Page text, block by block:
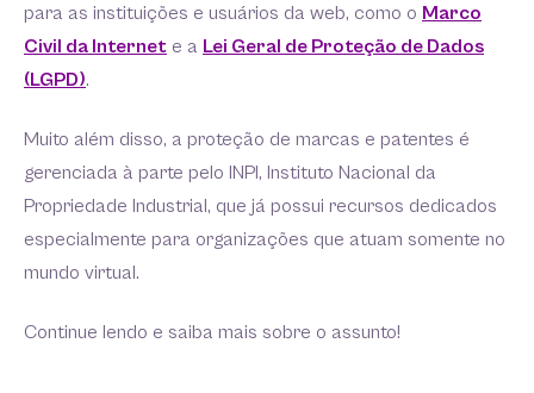
para as instituições e usuários da web, como o Marco
Civil da Internet e a Lei Geral de Proteção de Dados
(LGPD).
Muito além disso, a proteção de marcas e patentes é
gerenciada à parte pelo INPI, Instituto Nacional da
Propriedade Industrial, que já possui recursos dedicados
especialmente para organizações que atuam somente no
mundo virtual.
Continue lendo e saiba mais sobre o assunto!